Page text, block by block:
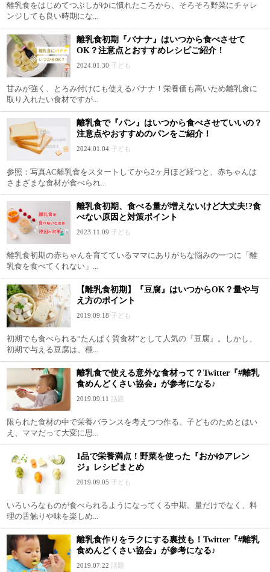
離乳食をはじめてつぶしがゆに慣れたころから、そろそろ野菜にチャレ
ンジしても良い時期にな...
離乳食初期『バナナ』はいつから食べさせて
OK？注意点とおすすめレシピご紹介！
2024.01.30 子ども
甘みが強く、とろみ付けにも使えるバナナ！栄養価も高いため離乳食に
取り入れたい食材ですが...
離乳食で『パン』はいつから食べさせていいの？
注意点やおすすめのパンをご紹介！
2024.01.04 子ども
参照：写真AC離乳食をスタートしてから2ヶ月ほど経つと、赤ちゃんは
さまざまな食材が食べられ...
離乳食初期、食べる量が増えないけど大丈夫!?食
べない原因と対策ポイント
2023.11.09 子ども
離乳食初期の赤ちゃんを育てているママにありがちな悩みの一つに「離
乳食を食べてくれない」...
【離乳食初期】『豆腐』はいつからOK？量や与
え方のポイント
2019.09.18 子ども
初期でも食べられる“たんぱく質食材”として人気の『豆腐』。しかし、
初期で与える豆腐は、種...
離乳食で使える意外な食材って？Twitter『#離乳
食めんどくさい協会』が参考になる♪
2019.09.11 話題
限られた食材の中で栄養バランスを考えつつ作る。子どものためとはい
え、ママだって大変に思...
1品で栄養満点！野菜を使った『おかゆアレン
ジ』レシピまとめ
2019.09.05 子ども
いろいろなものが食べられるようになってくる中期。量だけでなく、料
理の舌触りや味を楽しめ...
離乳食作りをラクにする裏技も！Twitter『#離乳
食めんどくさい協会』が参考になる♪
2019.07.22 話題